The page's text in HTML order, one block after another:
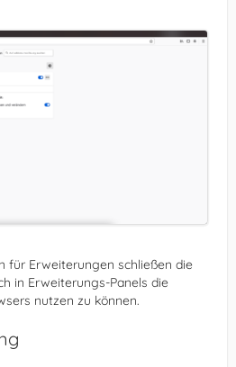
für Erweiterungen schließen die
in Erweiterungs-Panels die
nutzen zu können.